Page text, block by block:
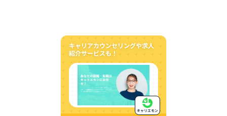
キャリアカウンセリングや求人
紹介サービスも！
キャリエモン